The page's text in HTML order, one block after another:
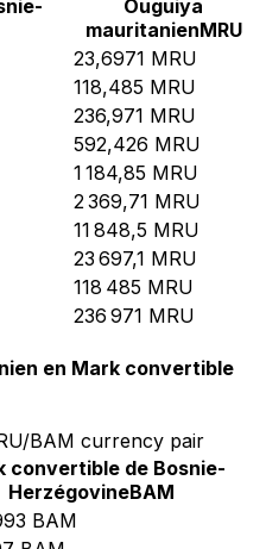
Ouguiya
mauritanienMRU
23,6971 MRU
118,485 MRU
236,971 MRU
592,426 MRU
1 184,85 MRU
2 369,71 MRU
11 848,5 MRU
23 697,1 MRU
118 485 MRU
236 971 MRU
en Mark convertible
BAM currency pair
convertible de Bosnie-
HerzégovineBAM
BAM